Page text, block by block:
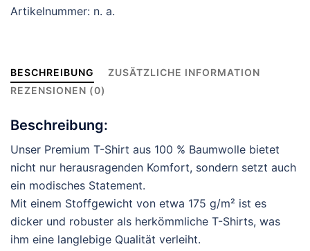
Artikelnummer: n. a.
BESCHREIBUNG
ZUSÄTZLICHE INFORMATION
REZENSIONEN (0)
Beschreibung:
Unser Premium T-Shirt aus 100 % Baumwolle bietet
nicht nur herausragenden Komfort, sondern setzt auch
ein modisches Statement.
Mit einem Stoffgewicht von etwa 175 g/m² ist es
dicker und robuster als herkömmliche T-Shirts, was
ihm eine langlebige Qualität verleiht.